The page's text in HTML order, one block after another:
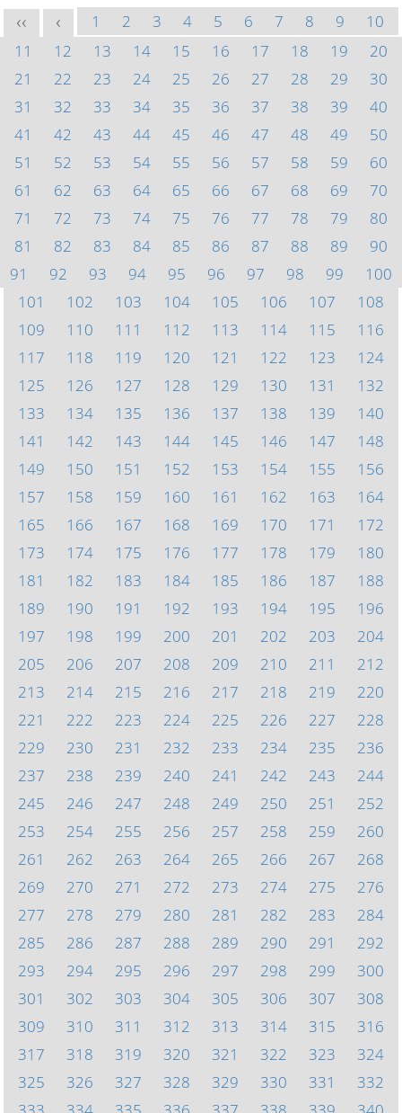
<< < 1 2 3 4 5 6 7 8 9
10
11
12 13 14 15 16 17 18 19
20
21
22 23 24 25 26 27 28 29
30
31
32 33 34 35 36 37 38 39
40
41
42 43 44 45 46 47 48 49
50
51
52 53 54 55 56 57 58 59
60
61
62 63 64 65 66 67 68 69
70
71
72 73 74 75 76 77 78 79
80
81
82 83 84 85 86 87 88 89
90
91
92 93 94 95 96 97 98 99
100
101
102 103 104 105 106 107
108
109
110 111 112 113 114 115
116
117
118 119 120 121 122 123
124
125
126 127 128 129 130 131
132
133
134 135 136 137 138 139
140
141
142 143 144 145 146 147
148
149
150 151 152 153 154 155
156
157
158 159 160 161 162 163
164
165
166 167 168 169 170 171
172
173
174 175 176 177 178 179
180
181
182 183 184 185 186 187
188
189
190 191 192 193 194 195
196
197
198 199 200 201 202 203
204
205
206 207 208 209 210 211
212
213
214 215 216 217 218 219
220
221
222 223 224 225 226 227
228
229
230 231 232 233 234 235
236
237
238 239 240 241 242 243
244
245
246 247 248 249 250 251
252
253
254 255 256 257 258 259
260
261
262 263 264 265 266 267
268
269
270 271 272 273 274 275
276
277
278 279 280 281 282 283
284
285
286 287 288 289 290 291
292
293
294 295 296 297 298 299
300
301
302 303 304 305 306 307
308
309
310 311 312 313 314 315
316
317
318 319 320 321 322 323
324
325
326 327 328 329 330 331
332